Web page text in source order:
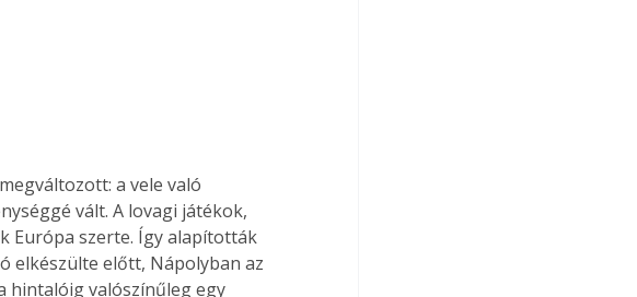
vált. A lovagi játékok,
Európa szerte. Így alapították
elkészülte előtt, Nápolyban az
hintalóig valószínűleg egy